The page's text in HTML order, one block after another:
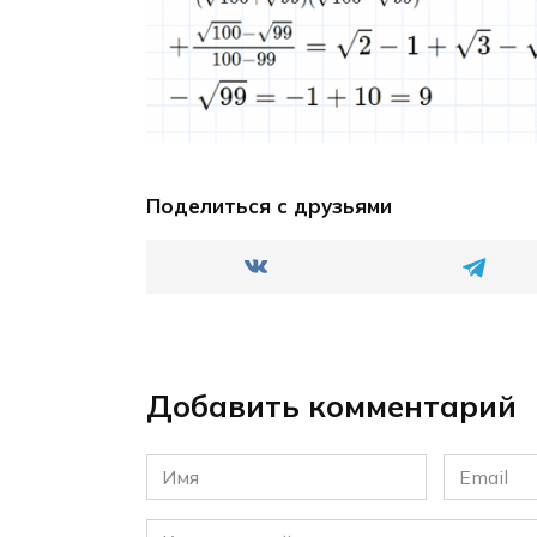
Поделиться с друзьями
Добавить комментарий
Имя
*
Email
*
Комментарий